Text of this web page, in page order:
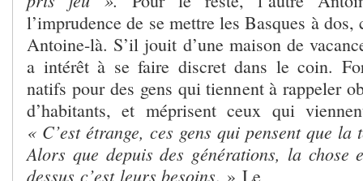
l’imprudence de se mettre les Basques à dos,
Antoine-là. S’il jouit d’une maison de
a intérêt à se faire discret dans le coin.
natifs pour des gens qui tiennent à rappeler
d’habitants, et méprisent ceux qui
« C’est étrange, ces gens qui pensent que
Alors que depuis des générations, la chose
dessus c’est leurs besoins. » Le